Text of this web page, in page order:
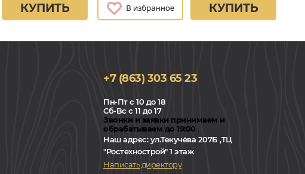
КУПИТЬ КУПИТЬ
+7 (863) 303 65 23
Пн-Пт с 10 до 18
Сб-Вс с 11 до 17
Звонки и заявки принимаем и
обрабатываем до 19:00
Наш адрес:ул.Текучёва 207Б ,ТЦ
"Ростехнострой" 1 этаж
Написать директору